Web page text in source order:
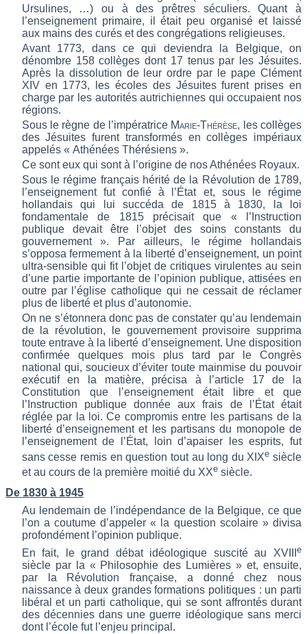
Ursulines, …) ou à des prêtres séculiers. Quant à
l’enseignement primaire, il était peu organisé et laissé
aux mains des curés et des congrégations religieuses.
Avant 1773, dans ce qui deviendra la Belgique, on
dénombre 158 collèges dont 17 tenus par les Jésuites.
Après la dissolution de leur ordre par le pape Clément
XIV en 1773, les écoles des Jésuites furent prises en
charge par les autorités autrichiennes qui occupaient nos
régions.
Sous le règne de l’impératrice Marie-Thérèse, les collèges
des Jésuites furent transformés en collèges impériaux
appelés « Athénées Thérésiens ».
Ce sont eux qui sont à l’origine de nos Athénées Royaux.
Sous le régime français hérité de la Révolution de 1789,
l’enseignement fut confié à l’État et, sous le régime
hollandais qui lui succéda de 1815 à 1830, la loi
fondamentale de 1815 précisait que « l’Instruction
publique devait être l’objet des soins constants du
gouvernement ». Par ailleurs, le régime hollandais
s’opposa fermement à la liberté d’enseignement, un point
ultra-sensible qui fit l’objet de critiques virulentes au sein
d’une partie importante de l’opinion publique, attisées en
outre par l’église catholique qui ne cessait de réclamer
plus de liberté et plus d’autonomie.
On ne s’étonnera donc pas de constater qu’au lendemain
de la révolution, le gouvernement provisoire supprima
toute entrave à la liberté d’enseignement. Une disposition
confirmée quelques mois plus tard par le Congrès
national qui, soucieux d’éviter toute mainmise du pouvoir
exécutif en la matière, précisa à l’article 17 de la
Constitution que l’enseignement était libre et que
l’Instruction publique donnée aux frais de l’État était
réglée par la loi. Ce compromis entre les partisans de la
liberté d’enseignement et les partisans du monopole de
l’enseignement de l’État, loin d’apaiser les esprits, fut
sans cesse remis en question tout au long du XIXe siècle
et au cours de la première moitié du XXesiècle.
De 1830 à 1945
Au lendemain de l’indépendance de la Belgique, ce que
l’on a coutume d’appeler « la question scolaire » divisa
profondément l’opinion publique.
En fait, le grand débat idéologique suscité au XVIIIe
siècle par la « Philosophie des Lumières » et, ensuite,
par la
Révolution française, a donné chez nous
naissance à deux grandes formations politiques : un parti
libéral et un parti catholique, qui se sont affrontés durant
des décennies dans une guerre idéologique sans merci
dont l’école fut l’enjeu principal.